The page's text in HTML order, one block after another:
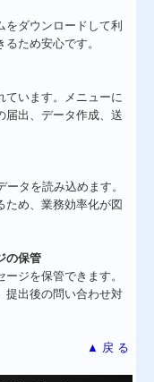
ダウンロードして利
ため安心です。
ています。メニューに
届出、データ作成、送
タを読み込めます。
ため、業務効率化が図
の保管
ジを保管できます。
提出後の問い合わせ対
▲ 戻 る